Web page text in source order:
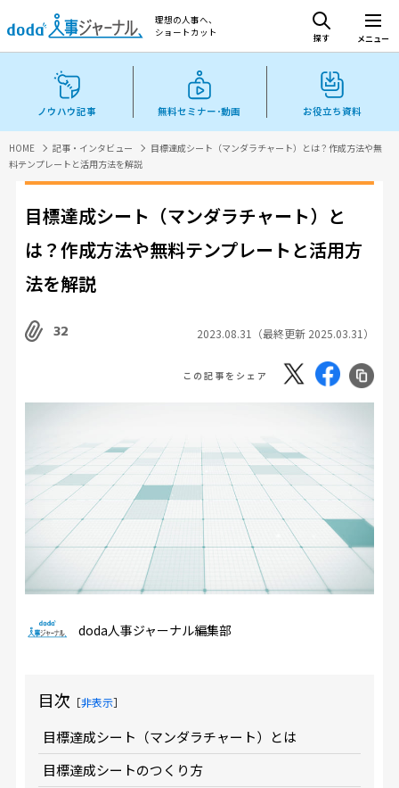
理想の人事へ、
ショートカット
探す メニュー
ノウハウ記事 無料セミナー･動画 お役立ち資料
HOME 記事・インタビュー
目標達成シート（マンダラチャート）とは？作成方法や無
料テンプレートと活用方法を解説
目標達成シート（マンダラチャート）と
は？作成方法や無料テンプレートと活用方
法を解説
32 2023.08.31（最終更新 2025.03.31）
この記事をシェア
doda人事ジャーナル編集部
目次 ［非表示］
目標達成シート（マンダラチャート）とは
目標達成シートのつくり方